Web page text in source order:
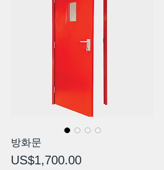
방화문
US$1,700.00가